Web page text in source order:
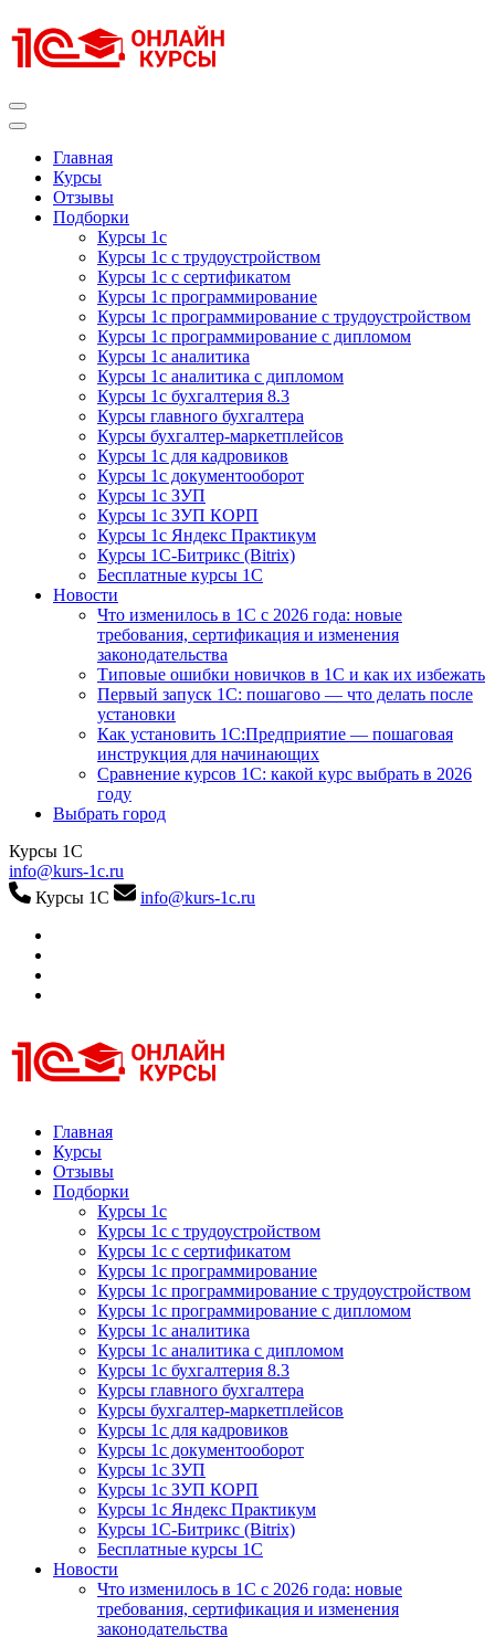
к
содержимому
Главная
Курсы
Отзывы
Подборки
Курсы 1с
Курсы 1с с трудоустройством
Курсы 1с с сертификатом
Курсы 1с программирование
Курсы 1с программирование с трудоустройством
Курсы 1с программирование с дипломом
Курсы 1с аналитика
Курсы 1с аналитика с дипломом
Курсы 1с бухгалтерия 8.3
Курсы главного бухгалтера
Курсы бухгалтер-маркетплейсов
Курсы 1с для кадровиков
Курсы 1с документооборот
Курсы 1с ЗУП
Курсы 1с ЗУП КОРП
Курсы 1с Яндекс Практикум
Курсы 1С-Битрикс (Bitrix)
Бесплатные курсы 1С
Новости
Что изменилось в 1С с 2026 года: новые
требования, сертификация и изменения
законодательства
Типовые ошибки новичков в 1С и как их избежать
Первый запуск 1С: пошагово — что делать после
установки
Как установить 1С:Предприятие — пошаговая
инструкция для начинающих
Сравнение курсов 1С: какой курс выбрать в 2026
году
Выбрать город
Курсы 1С
info@kurs-1c.ru
Курсы 1С
info@kurs-1c.ru
Курсы 1С
Курсы 1С официальная сертификация
Главная
Курсы
Отзывы
Подборки
Курсы 1с
Курсы 1с с трудоустройством
Курсы 1с с сертификатом
Курсы 1с программирование
Курсы 1с программирование с трудоустройством
Курсы 1с программирование с дипломом
Курсы 1с аналитика
Курсы 1с аналитика с дипломом
Курсы 1с бухгалтерия 8.3
Курсы главного бухгалтера
Курсы бухгалтер-маркетплейсов
Курсы 1с для кадровиков
Курсы 1с документооборот
Курсы 1с ЗУП
Курсы 1с ЗУП КОРП
Курсы 1с Яндекс Практикум
Курсы 1С-Битрикс (Bitrix)
Бесплатные курсы 1С
Новости
Что изменилось в 1С с 2026 года: новые
требования, сертификация и изменения
законодательства